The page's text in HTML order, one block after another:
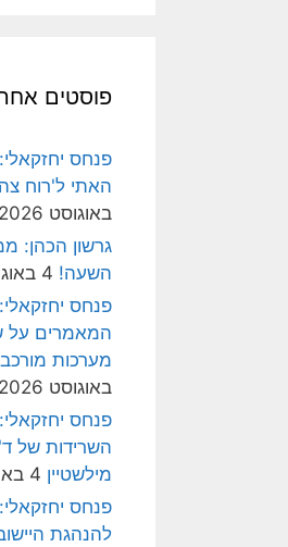
פוסטים
פנחס
האתי ל'רוח
באוגוסט 2026
גרשון הכהן:
השעה! 4 באוגוסט 2026
פנחס
המאמרים על
מערכות
באוגוסט 2026
פנחס
השרידות של
מילשטיין 4 באוגוסט 2026
פנחס
להנהגת